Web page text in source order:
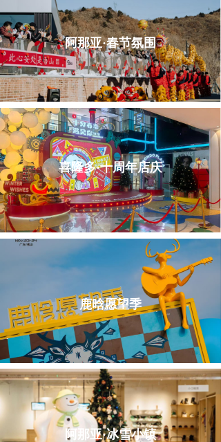
阿那亚·春节氛围
喜隆多·十周年店庆
鹿晗愿望季
阿那亚·冰雪小镇